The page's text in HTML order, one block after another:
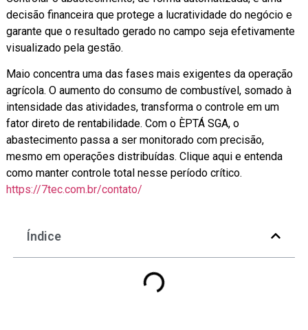
decisão financeira que protege a lucratividade do negócio e
garante que o resultado gerado no campo seja efetivamente
visualizado pela gestão.
Maio concentra uma das fases mais exigentes da operação
agrícola. O aumento do consumo de combustível, somado à
intensidade das atividades, transforma o controle em um
fator direto de rentabilidade. Com o ÈPTÁ SGA, o
abastecimento passa a ser monitorado com precisão,
mesmo em operações distribuídas. Clique aqui e entenda
como manter controle total nesse período crítico.
https://7tec.com.br/contato/
Índice